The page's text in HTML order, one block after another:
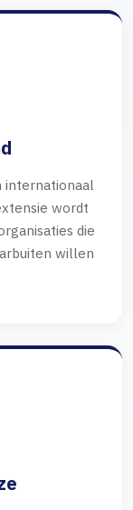
internationaal
wordt
die
willen